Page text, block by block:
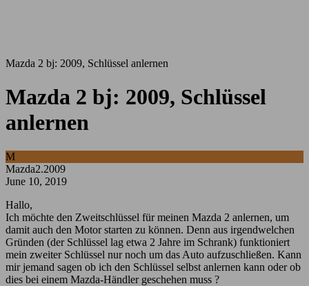
Mazda 2 bj: 2009, Schlüssel anlernen
Mazda 2 bj: 2009, Schlüssel
anlernen
M
Mazda2.2009
June 10, 2019
Hallo,
Ich möchte den Zweitschlüssel für meinen Mazda 2 anlernen, um
damit auch den Motor starten zu können. Denn aus irgendwelchen
Gründen (der Schlüssel lag etwa 2 Jahre im Schrank) funktioniert
mein zweiter Schlüssel nur noch um das Auto aufzuschließen. Kann
mir jemand sagen ob ich den Schlüssel selbst anlernen kann oder ob
dies bei einem Mazda-Händler geschehen muss ?